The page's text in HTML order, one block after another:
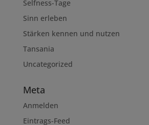
Selfness-Tage
Sinn erleben
Stärken kennen und nutzen
Tansania
Uncategorized
Meta
Anmelden
Eintrags-Feed